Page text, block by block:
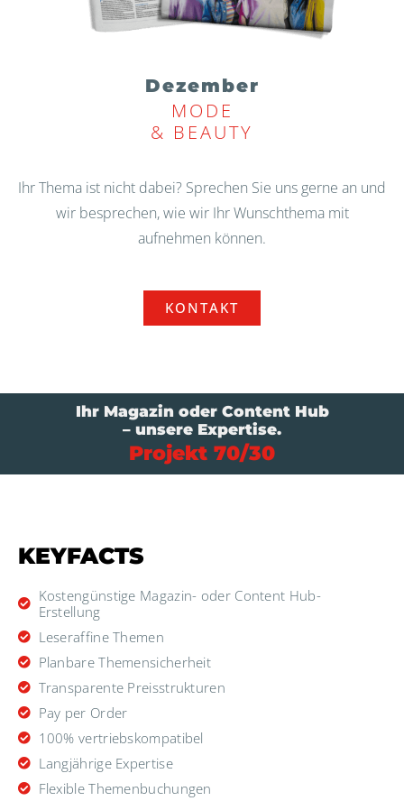
Dezember
MODE
& BEAUTY
Ihr Thema ist nicht dabei? Sprechen Sie uns gerne an und
wir besprechen, wie wir Ihr Wunschthema mit
aufnehmen können.
KONTAKT
Ihr Magazin oder Content Hub
– unsere Expertise.
Projekt 70/30
KEYFACTS
Kostengünstige Magazin- oder Content Hub-
Erstellung
Leseraffine Themen
Planbare Themensicherheit
Transparente Preisstrukturen
Pay per Order
100% vertriebskompatibel
Langjährige Expertise
Flexible Themenbuchungen